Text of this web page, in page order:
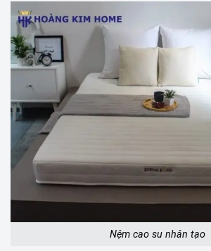
Nệm cao su nhân tạo